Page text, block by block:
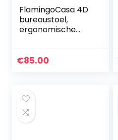
FlamingoCasa 4D
bureaustoel,
ergonomische
bureaustoel,
€85.00